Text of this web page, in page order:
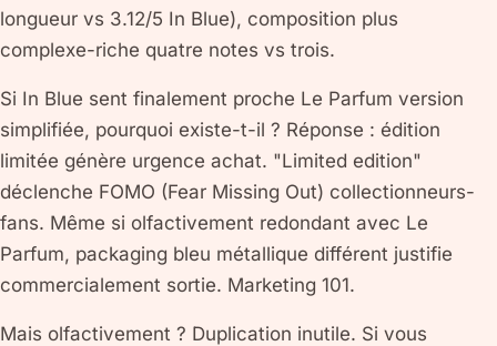
longueur vs 3.12/5 In Blue), composition plus
complexe-riche quatre notes vs trois.
Si In Blue sent finalement proche Le Parfum version
simplifiée, pourquoi existe-t-il ? Réponse : édition
limitée génère urgence achat. "Limited edition"
déclenche FOMO (Fear Missing Out) collectionneurs-
fans. Même si olfactivement redondant avec Le
Parfum, packaging bleu métallique différent justifie
commercialement sortie. Marketing 101.
Mais olfactivement ? Duplication inutile. Si vous